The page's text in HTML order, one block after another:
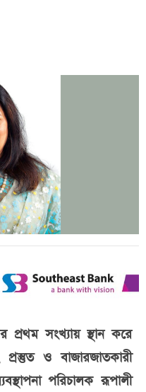
প্রথম সংখ্যায় স্থান করে
প্রস্তুত ও বাজারজাতকারী
পরিচালক রূপালী